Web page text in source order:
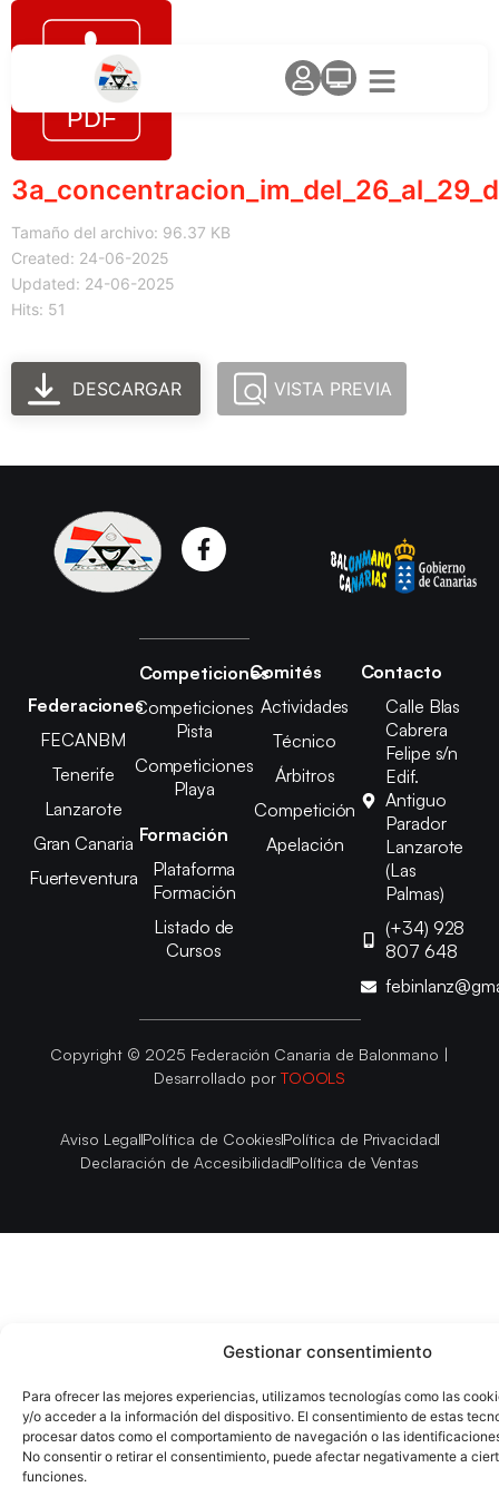
Gestionar consentimiento
Para ofrecer las mejores experiencias, utilizamos tecnologías como las
y/o acceder a la información del dispositivo. El consentimiento de estas
procesar datos como el comportamiento de navegación o las
No consentir o retirar el consentimiento, puede afectar negativamente a
funciones.
Tamaño del archivo: 96.37 KB
Created: 24-06-2025
Updated: 24-06-2025
Hits: 51
DESCARGAR VISTA PREVIA
Federaciones
FECANBM
Tenerife
Lanzarote
Gran Canaria
Fuerteventura
Competiciones
Competiciones
Pista
Competiciones
Playa
Formación
Plataforma
Formación
Listado de
Cursos
Comités
Actividades
Técnico
Árbitros
Competición
Apelación
Contacto
Calle Blas
Cabrera
Felipe s/n
Edif.
Antiguo
Parador
Lanzarote
(Las
Palmas)
(+34) 928
807 648
Copyright © 2025 Federación Canaria de Balonmano |
Desarrollado por TOOOLS
Aviso LegalPolítica de CookiesPolítica de Privacidad
Declaración de AccesibilidadPolítica de Ventas